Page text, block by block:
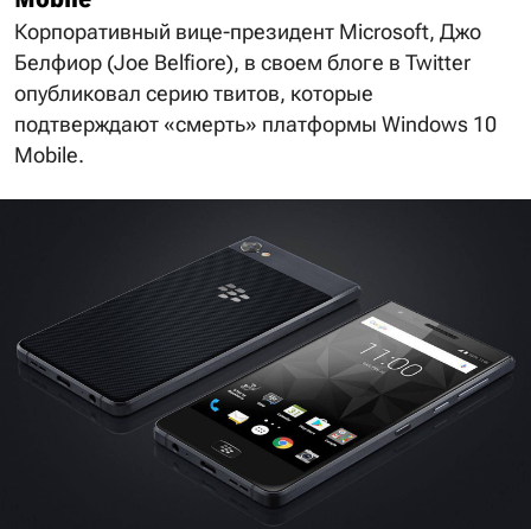
Корпоративный вице-президент Microsoft, Джо
Белфиор (Joe Belfiore), в своем блоге в Twitter
опубликовал серию твитов, которые
подтверждают «смерть» платформы Windows 10
Mobile.